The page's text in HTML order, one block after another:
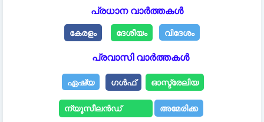
പ്രധാന വാർത്തകൾ
കേരളം ദേശീയം വിദേശം
പ്രവാസി വാർത്തകൾ
ഏഷ്യ ഗൾഫ് ഓസ്ട്രേലിയ
ന്യൂസീലൻഡ് അമേരിക്ക